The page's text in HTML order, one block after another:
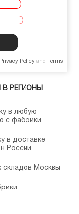
Privacy Policy and
Terms
РЕГИОНЫ
в любую
с фабрики
в доставке
России
складов Москвы